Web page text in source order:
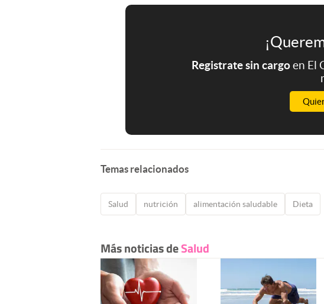
Registrate sin cargoen El
Temas relacionados
Salud nutrición alimentación saludable Dieta
Más noticias deSalud